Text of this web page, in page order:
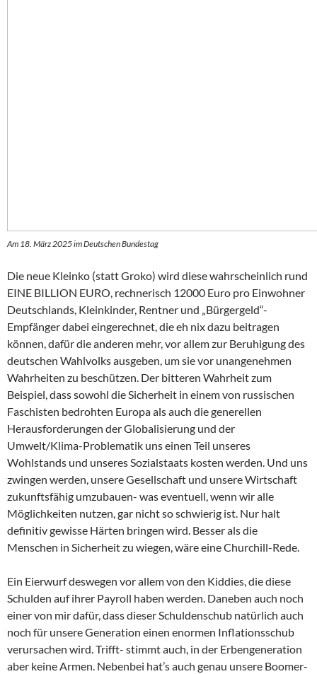
Am 18. März 2025 im Deutschen Bundestag
Die neue Kleinko (statt Groko) wird diese wahrscheinlich rund
EINE BILLION EURO, rechnerisch 12000 Euro pro Einwohner
Deutschlands, Kleinkinder, Rentner und „Bürgergeld“-
Empfänger dabei eingerechnet, die eh nix dazu beitragen
können, dafür die anderen mehr, vor allem zur Beruhigung des
deutschen Wahlvolks ausgeben, um sie vor unangenehmen
Wahrheiten zu beschützen. Der bitteren Wahrheit zum
Beispiel, dass sowohl die Sicherheit in einem von russischen
Faschisten bedrohten Europa als auch die generellen
Herausforderungen der Globalisierung und der
Umwelt/Klima-Problematik uns einen Teil unseres
Wohlstands und unseres Sozialstaats kosten werden. Und uns
zwingen werden, unsere Gesellschaft und unsere Wirtschaft
zukunftsfähig umzubauen- was eventuell, wenn wir alle
Möglichkeiten nutzen, gar nicht so schwierig ist. Nur halt
definitiv gewisse Härten bringen wird. Besser als die
Menschen in Sicherheit zu wiegen, wäre eine Churchill-Rede.
Ein Eierwurf deswegen vor allem von den Kiddies, die diese
Schulden auf ihrer Payroll haben werden. Daneben auch noch
einer von mir dafür, dass dieser Schuldenschub natürlich auch
noch für unsere Generation einen enormen Inflationsschub
verursachen wird. Trifft- stimmt auch, in der Erbengeneration
aber keine Armen. Nebenbei hat’s auch genau unsere Boomer-